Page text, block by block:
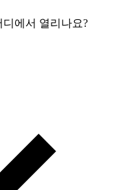
디에서 열리나요?